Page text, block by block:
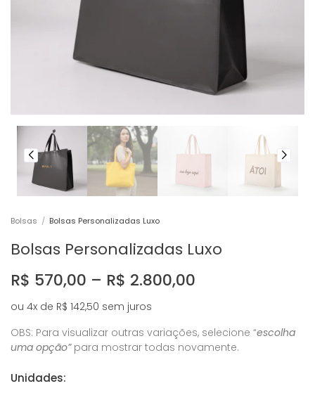
Bolsas / Bolsas Personalizadas Luxo
Bolsas Personalizadas Luxo
R$ 570,00 – R$ 2.800,00
ou 4x de R$ 142,50 sem juros
OBS: Para visualizar outras variações, selecione “escolha
uma opção”para mostrar todas novamente.
Unidades: